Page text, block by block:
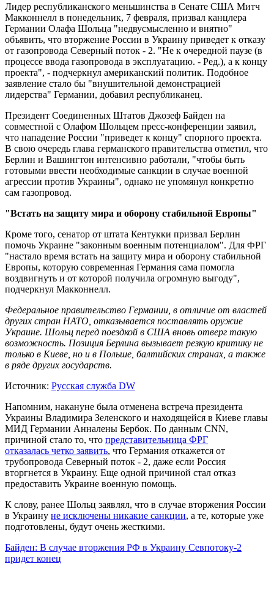
Лидер республиканского меньшинства в Сенате США Митч
Макконнелл в понедельник, 7 февраля, призвал канцлера
Германии Олафа Шольца "недвусмысленно и внятно"
объявить, что вторжение России в Украину приведет к отказу
от газопровода Северный поток - 2. "Не к очередной паузе (в
процессе ввода газопровода в эксплуатацию. - Ред.), а к концу
проекта", - подчеркнул американский политик. Подобное
заявление стало бы "внушительной демонстрацией
лидерства" Германии, добавил республиканец.
Президент Соединенных Штатов Джозеф Байден на
совместной с Олафом Шольцем пресс-конференции заявил,
что нападение России "приведет к концу" спорного проекта.
В свою очередь глава германского правительства отметил, что
Берлин и Вашингтон интенсивно работали, "чтобы быть
готовыми ввести необходимые санкции в случае военной
агрессии против Украины", однако не упомянул конкретно
сам газопровод.
"Встать на защиту мира и оборону стабильной Европы"
Кроме того, сенатор от штата Кентукки призвал Берлин
помочь Украине "законным военным потенциалом". Для ФРГ
"настало время встать на защиту мира и оборону стабильной
Европы, которую современная Германия сама помогла
воздвигнуть и от которой получила огромную выгоду",
подчеркнул Макконнелл.
Федеральное правительство Германии, в отличие от властей
других стран НАТО, отказывается поставлять оружие
Украине. Шольц перед поездкой в США вновь отверг такую
возможность. Позиция Берлина вызывает резкую критику не
только в Киеве, но и в Польше, балтийских странах, а также
в ряде других государств.
Источник: Русская служба DW
Напомним, накануне была отменена встреча президента
Украины Владимира Зеленского и находящейся в Киеве главы
МИД Германии Анналены Бербок. По данным CNN,
причиной стало то, что представительница ФРГ
отказалась четко заявить, что Германия откажется от
трубопровода Северный поток - 2, даже если Россия
вторгнется в Украину. Еще одной причиной стал отказ
предоставить Украине военную помощь.
К слову, ранее Шольц заявлял, что в случае вторжения России
в Украину не исключены никакие санкции, а те, которые уже
подготовлены, будут очень жесткими.
Байден: В случае вторжения РФ в Украину Севпотоку-2
придет конец